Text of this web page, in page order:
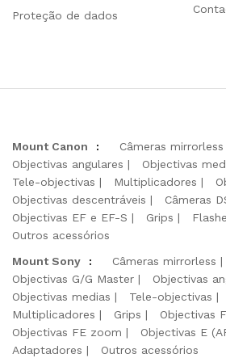
Proteção de dados
Mount Canon : Câmeras mirrorless
Objectivas angulares
Objectivas
Tele-objectivas
Multiplicadores
Objectivas descentráveis
Câmeras
Objectivas EF e EF-S
Grips
Outros acessórios
Mount Sony
:
Câmeras mirrorless
Objectivas G/G Master
Objectivas
Objectivas medias
Tele-objectivas
Multiplicadores
Grips
Objectivas
Objectivas FE zoom
Objectivas E
Adaptadores
Outros acessórios